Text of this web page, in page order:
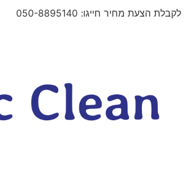
לקבלת הצעת מחיר חייגו: 050-8895140